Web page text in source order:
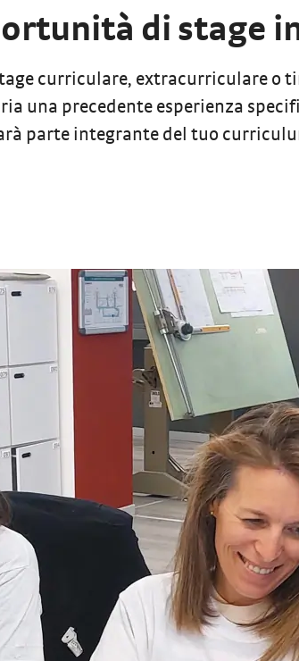
di stage
curriculare, extracurriculare o
una precedente esperienza
parte integrante del tuo